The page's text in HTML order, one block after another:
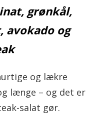
grønkål,
avokado og
og lækre
længe – og det er
salat gør.